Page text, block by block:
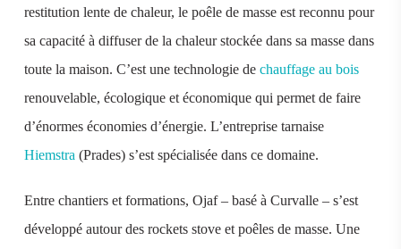
restitution lente de chaleur, le poêle de masse est reconnu pour
sa capacité à diffuser de la chaleur stockée dans sa masse dans
toute la maison. C’est une technologie dechauffage au bois
renouvelable, écologique et économique qui permet de faire
d’énormes économies d’énergie. L’entreprise tarnaise
Hiemstra (Prades) s’est spécialisée dans ce domaine.
Entre chantiers et formations, Ojaf – basé à Curvalle – s’est
développé autour des rockets stove et poêles de masse. Une